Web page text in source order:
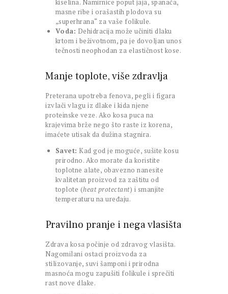
kiselina. Namirnice poput jaja, spanaća,
masne ribe i orašastih plodova su
„superhrana“ za vaše folikule.
Voda: Dehidracija može učiniti dlaku
krtom i beživotnom, pa je dovoljan unos
tečnosti neophodan za elastičnost kose.
Manje toplote, više zdravlja
Preterana upotreba fenova, pegli i figara
izvlači vlagu iz dlake i kida njene
proteinske veze. Ako kosa puca na
krajevima brže nego što raste iz korena,
imaćete utisak da dužina stagnira.
Savet: Kad god je moguće, sušite kosu
prirodno. Ako morate da koristite
toplotne alate, obavezno nanesite
kvalitetan proizvod za zaštitu od
toplote (heat protectant) i smanjite
temperaturu na uređaju.
Pravilno pranje i nega vlasišta
Zdrava kosa počinje od zdravog vlasišta.
Nagomilani ostaci proizvoda za
stilizovanje, suvi šamponi i prirodna
masnoća mogu zapušiti folikule i sprečiti
rast nove dlake.